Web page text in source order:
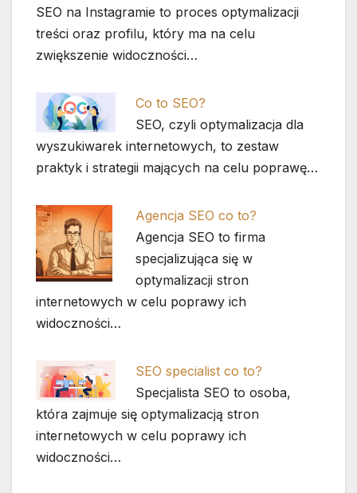
SEO na Instagramie to proces optymalizacji
treści oraz profilu, który ma na celu
zwiększenie widoczności…
Co to SEO?
SEO, czyli optymalizacja dla
wyszukiwarek internetowych, to zestaw
praktyk i strategii mających na celu poprawę…
Agencja SEO co to?
Agencja SEO to firma
specjalizująca się w
optymalizacji stron
internetowych w celu poprawy ich
widoczności…
SEO specialist co to?
Specjalista SEO to osoba,
która zajmuje się optymalizacją stron
internetowych w celu poprawy ich
widoczności…